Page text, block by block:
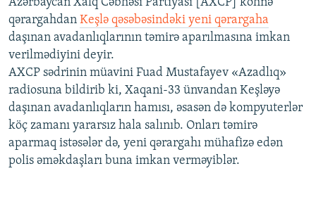
ARAŞDIRMA
MULTIMEDIA
VIDEO
FOTOQALEREYA
İNFOQRAFIKA
KARIKATURA
RADIO ARXIV
AZƏRBAYCAN ƏDƏBIYYATI KITABXANASI
İSLAM VƏ DEMOKRATIYA
HAQQIMIZDA
MISSIYAMIZ
PEŞƏ ETIKASI VƏ JURNALISTIKA STANDARTLARIMIZ
BIZI IZLƏ
qərargahdan Keşlə qəsəbəsindəki yeni qərargaha
daşınan avadanlıqlarının təmirə aparılmasına imkan
verilmədiyini deyir.
AXCP sədrinin müavini Fuad Mustafayev «Azadlıq»
radiosuna bildirib ki, Xaqani-33 ünvandan Keşləyə
daşınan avadanlıqların hamısı, əsasən də kompyuterlər
köç zamanı yararsız hala salınıb. Onları təmirə
aparmaq istəsələr də, yeni qərargahı mühafizə edən
polis əməkdaşları buna imkan verməyiblər.